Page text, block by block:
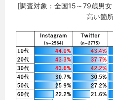
[調査対象：全国15～79歳男
高い箇